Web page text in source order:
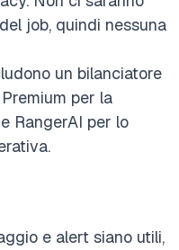
job, quindi nessuna
un bilanciatore
per la
RangerAI per lo
e alert siano utili,